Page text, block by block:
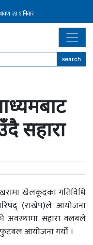
search
सहारा
खेलकूदका गतिविधि
(राखेप)ले आयोजना
अवस्थामा सहारा क्लबले
आयोजना गर्यो ।